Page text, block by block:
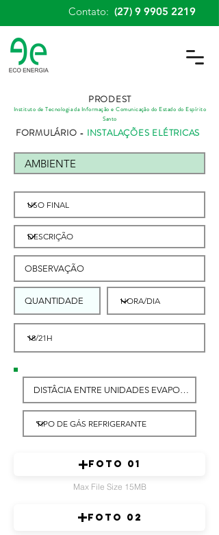
Contato: (27) 9 9905 2219
PRODEST
Instituto de Tecnologia da Informação e Comunicação do Estado do Espírito
Santo
FORMULÁRIO - INSTALAÇÕES ELÉTRICAS
FOTO 01
Max File Size 15MB
FOTO 02